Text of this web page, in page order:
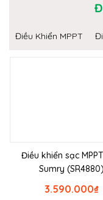
Điều Khiển MPPT
Điều khiển sạc
Sumry (SR4880)
₫
3.590.000